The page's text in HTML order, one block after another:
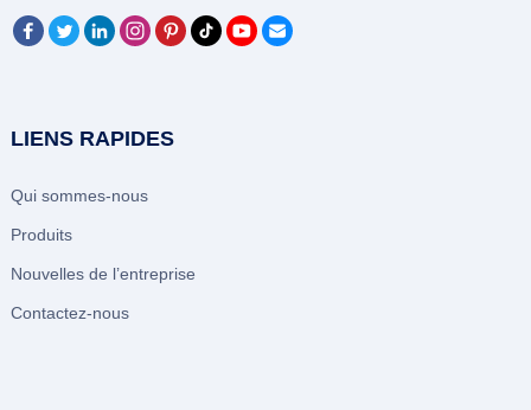
LIENS RAPIDES
Qui sommes-nous
Produits
Nouvelles de l’entreprise
Contactez-nous